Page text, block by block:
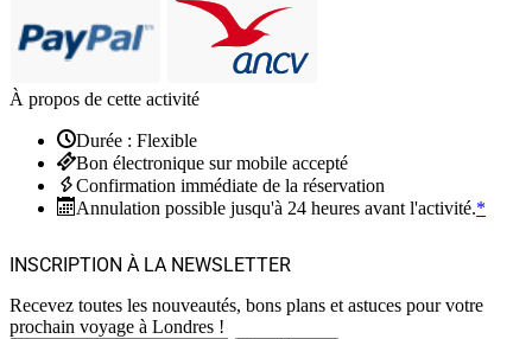
À propos de cette activité
Durée : Flexible
Bon électronique sur mobile accepté
Confirmation immédiate de la réservation
Annulation possible jusqu'à 24 heures avant l'activité.*
INSCRIPTION À LA NEWSLETTER
Recevez toutes les nouveautés, bons plans et astuces pour votre
prochain voyage à Londres !